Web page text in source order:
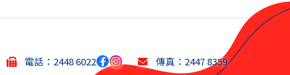
電話：2448 6022 傳真：2447 8359